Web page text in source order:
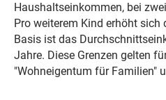
Haushaltseinkommen, bei
Pro weiterem Kind erhöht sich
Basis ist das
Jahre. Diese Grenzen gelten
"Wohneigentum für Familien"